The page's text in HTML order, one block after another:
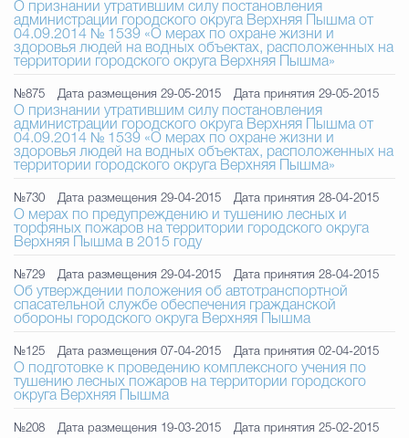
О признании утратившим силу постановления
администрации городского округа Верхняя Пышма от
04.09.2014 № 1539 «О мерах по охране жизни и
здоровья людей на водных объектах, расположенных на
территории городского округа Верхняя Пышма»
№875 Дата размещения 29-05-2015 Дата принятия 29-05-2015
О признании утратившим силу постановления
администрации городского округа Верхняя Пышма от
04.09.2014 № 1539 «О мерах по охране жизни и
здоровья людей на водных объектах, расположенных на
территории городского округа Верхняя Пышма»
№730 Дата размещения 29-04-2015 Дата принятия 28-04-2015
О мерах по предупреждению и тушению лесных и
торфяных пожаров на территории городского округа
Верхняя Пышма в 2015 году
№729 Дата размещения 29-04-2015 Дата принятия 28-04-2015
Об утверждении положения об автотранспортной
спасательной службе обеспечения гражданской
обороны городского округа Верхняя Пышма
№125 Дата размещения 07-04-2015 Дата принятия 02-04-2015
О подготовке к проведению комплексного учения по
тушению лесных пожаров на территории городского
округа Верхняя Пышма
№208 Дата размещения 19-03-2015 Дата принятия 25-02-2015